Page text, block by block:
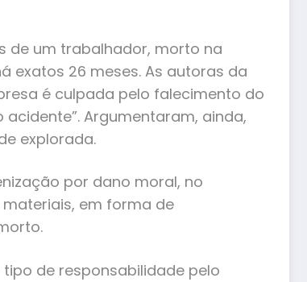
de um trabalhador, morto na
exatos 26 meses. As autoras da
é culpada pelo falecimento do
Argumentaram, ainda,
explorada.
por dano moral, no
em forma de
de responsabilidade pelo